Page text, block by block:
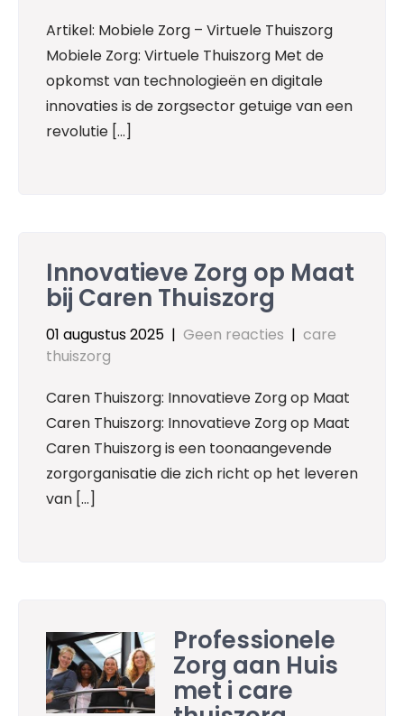
Artikel: Mobiele Zorg – Virtuele Thuiszorg
Mobiele Zorg: Virtuele Thuiszorg Met de
opkomst van technologieën en digitale
innovaties is de zorgsector getuige van een
revolutie […]
Innovatieve Zorg op Maat
bij Caren Thuiszorg
01 augustus 2025 | Geen reacties | care
thuiszorg
Caren Thuiszorg: Innovatieve Zorg op Maat
Caren Thuiszorg: Innovatieve Zorg op Maat
Caren Thuiszorg is een toonaangevende
zorgorganisatie die zich richt op het leveren
van […]
Professionele
Zorg aan Huis
met i care